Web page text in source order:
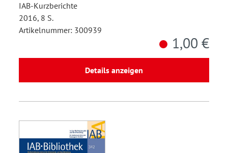
IAB-Kurzberichte
2016, 8 S.
Artikelnummer: 300939
1,00 €
Details anzeigen